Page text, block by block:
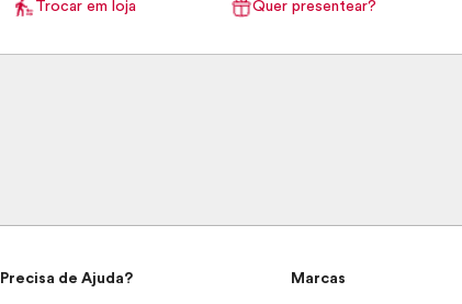
Trocar em loja Quer presentear?
Precisa de Ajuda? Marcas